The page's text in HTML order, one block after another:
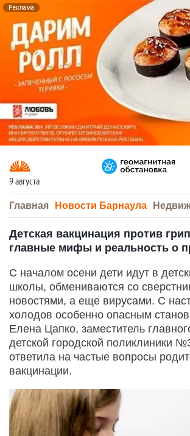
Реклама
9 августа
Главная Новости Барнаула
Детская вакцинация против
главные мифы и реальность о
С началом осени дети идут в
школы, обмениваются со
новостями, а еще вирусами. С
холодов особенно опасным
Елена Цапко, заместитель
детской городской поликлиники
ответила на частые вопросы
вакцинации.